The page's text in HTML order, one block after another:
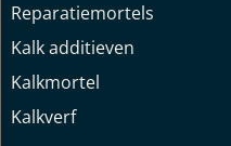
Reparatiemortels
Kalk additieven
Kalkmortel
Kalkverf